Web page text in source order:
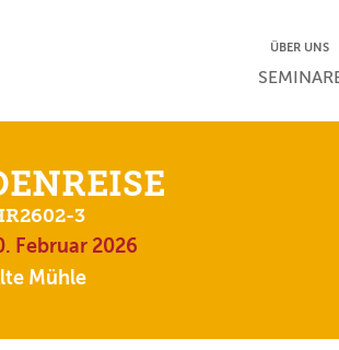
NAVIGATION
ÜBER UNS
3
Februar 2026
Mühle